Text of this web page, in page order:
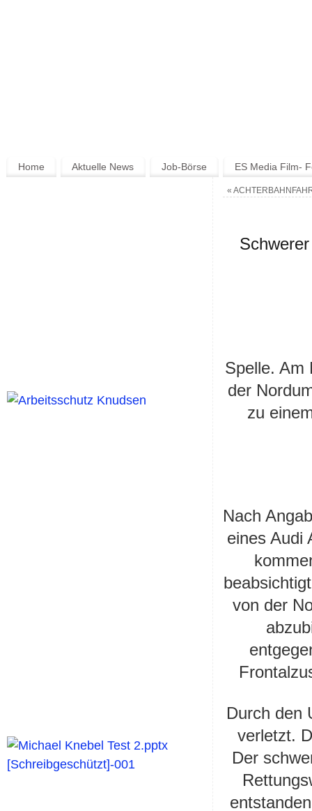
Home Aktuelle News Job-Börse ES Media Film-
«
Spelle. Am
der
zu
Nach
eines Audi
von der
Durch den
verletzt.
Der